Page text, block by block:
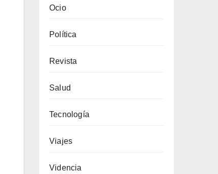
Ocio
Política
Revista
Salud
Tecnología
Viajes
Videncia